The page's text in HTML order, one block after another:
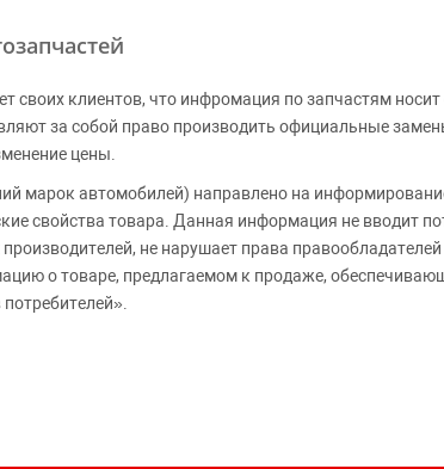
своих клиентов, что инфромация по запчастям
за собой право производить официальные
цены.
автомобилей) направлено на
свойства товара. Данная информация не вводит
не нарушает права
о товаре, предлагаемом к продаже,